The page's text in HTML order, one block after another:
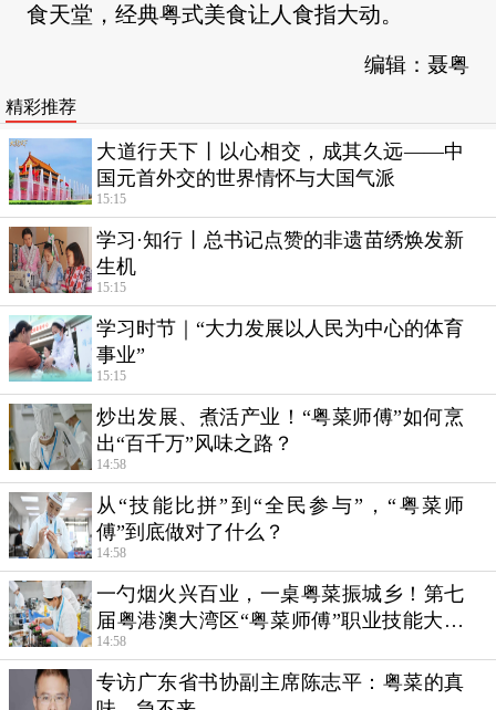
食天堂，经典粤式美食让人食指大动。
编辑：聂粤
精彩推荐